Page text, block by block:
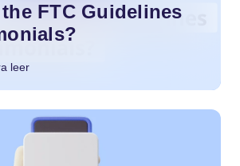
FTC Guidelines
leer